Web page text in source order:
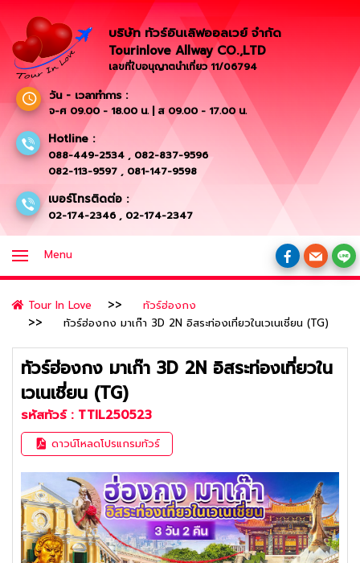
บริษัท ทัวร์อินเลิฟออลเวย์ จำกัด
Tourinlove Allway CO.,LTD
เลขที่ใบอนุญาตนำเที่ยว 11/06794
วัน - เวลาทำการ :
จ-ศ 09.00 - 18.00 น. | ส 09.00 - 17.00 น.
Hotline :
088-449-2534 , 082-837-9596
082-113-9597 , 081-147-9598
เบอร์โทรติดต่อ :
02-174-2346 , 02-174-2347
Menu
Tour In Love
ทัวร์ฮ่องกง
ทัวร์ฮ่องกง มาเก๊า 3D 2N อิสระท่องเที่ยวในเวเนเชี่ยน (TG)
ทัวร์ฮ่องกง มาเก๊า 3D 2N อิสระท่องเที่ยวใน
เวเนเชี่ยน (TG)
รหัสทัวร์ : TTIL250523
ดาวน์โหลดโปรแกรมทัวร์